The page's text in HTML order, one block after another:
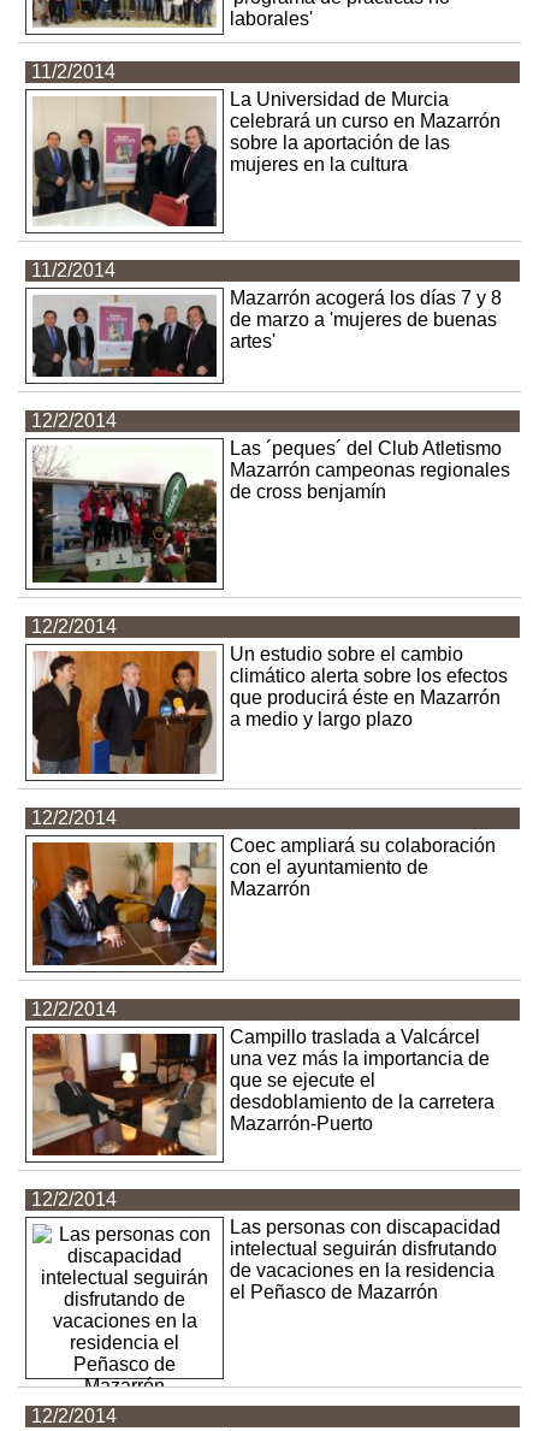
laborales'
11/2/2014
La Universidad de Murcia
celebrará un curso en Mazarrón
sobre la aportación de las
mujeres en la cultura
11/2/2014
Mazarrón acogerá los días 7 y 8
de marzo a 'mujeres de buenas
artes'
12/2/2014
Las ´peques´ del Club Atletismo
Mazarrón campeonas regionales
de cross benjamín
12/2/2014
Un estudio sobre el cambio
climático alerta sobre los efectos
que producirá éste en Mazarrón
a medio y largo plazo
12/2/2014
Coec ampliará su colaboración
con el ayuntamiento de
Mazarrón
12/2/2014
Campillo traslada a Valcárcel
una vez más la importancia de
que se ejecute el
desdoblamiento de la carretera
Mazarrón-Puerto
12/2/2014
Las personas con discapacidad
intelectual seguirán disfrutando
de vacaciones en la residencia
el Peñasco de Mazarrón
12/2/2014